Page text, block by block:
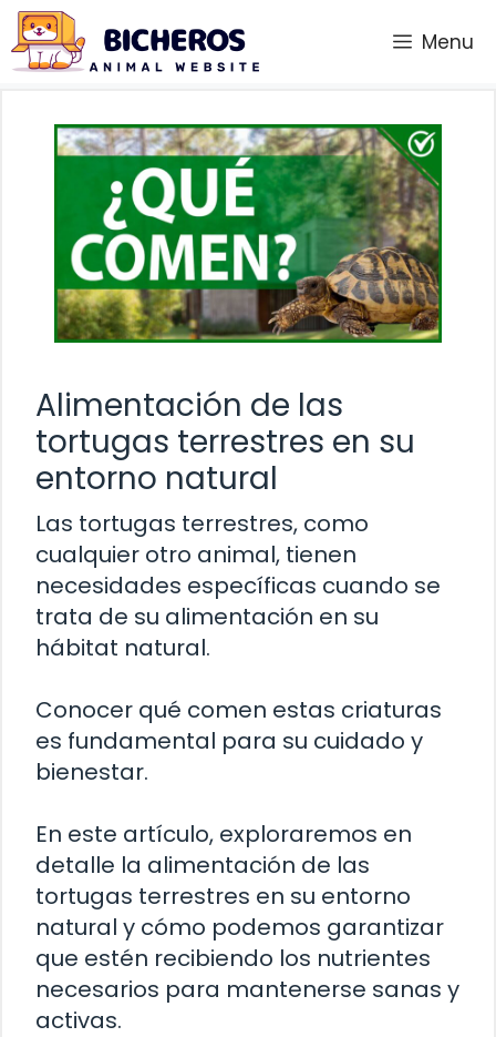
Saltar
al
contenido
Menu
Alimentación de las
tortugas terrestres en su
entorno natural
Las tortugas terrestres, como
cualquier otro animal, tienen
necesidades específicas cuando se
trata de su alimentación en su
hábitat natural.
Conocer qué comen estas criaturas
es fundamental para su cuidado y
bienestar.
En este artículo, exploraremos en
detalle la alimentación de las
tortugas terrestres en su entorno
natural y cómo podemos garantizar
que estén recibiendo los nutrientes
necesarios para mantenerse sanas y
activas.